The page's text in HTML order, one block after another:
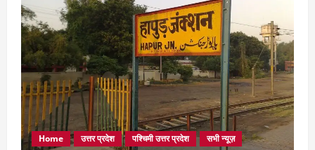
Home उत्तर प्रदेश पश्चिमी उत्तर प्रदेश सभी न्यूज़